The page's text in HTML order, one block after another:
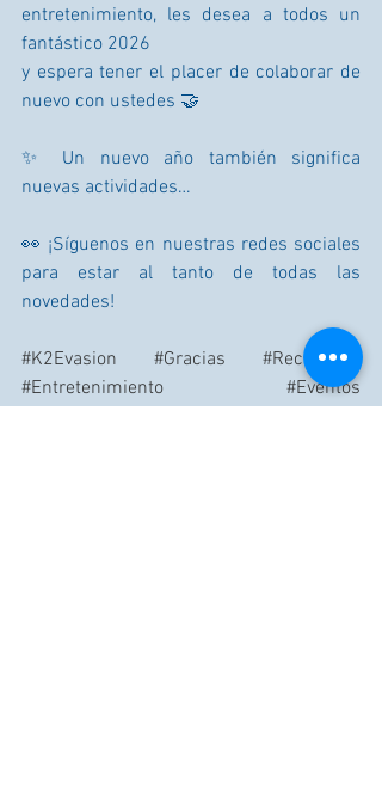
entretenimiento, les desea a todos un
fantástico 2026
y espera tener el placer de colaborar de
nuevo con ustedes 🤝
✨ Un nuevo año también significa
nuevas actividades…
👀 ¡Síguenos en nuestras redes sociales
para estar al tanto de todas las
novedades!
#K2Evasion #Gracias
#Recuerdos
#Entretenimiento
#Eventos